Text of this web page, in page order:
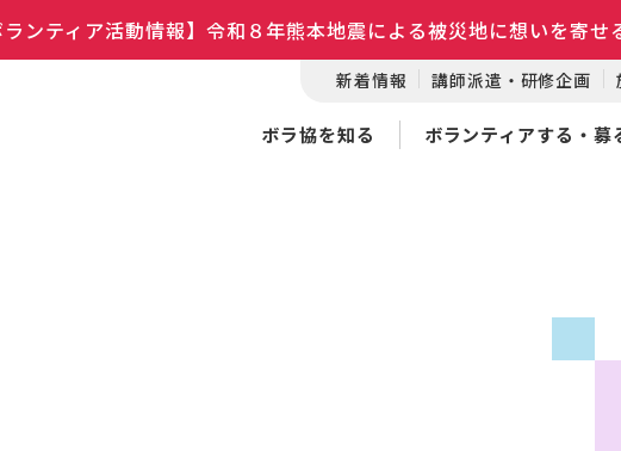
ランティア活動情報】令和８年熊本地震による被災地に想いを寄せ
新着情報 講師派遣・研修企画
ボラ協を知る ボランティアする・募